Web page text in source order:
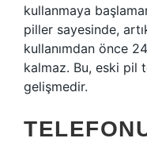
kullanmaya
piller sayesinde,
kullanımdan önce
kalmaz. Bu, eski pil
gelişmedir.